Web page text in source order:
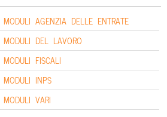
MODULI AGENZIA DELLE ENTRATE
MODULI DEL LAVORO
MODULI FISCALI
MODULI INPS
MODULI VARI